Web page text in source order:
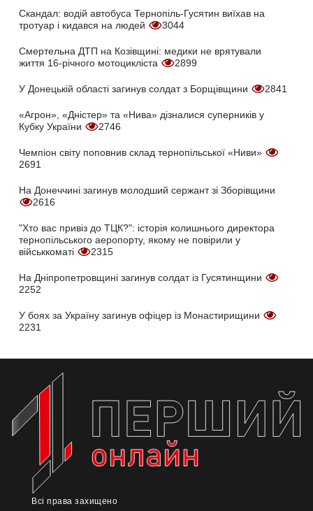
Скандал: водій автобуса Тернопіль-Гусятин виїхав на
тротуар і кидався на людей
3044
Смертельна ДТП на Козівщині: медики не врятували
життя 16-річного мотоцикліста
2899
У Донецькій області загинув солдат з Борщівщини 2841
«Агрон», «Дністер» та «Нива» дізналися суперників у
Кубку України
2746
Чемпіон світу поповнив склад тернопільської «Ниви»
2691
На Донеччині загинув молодший сержант зі Зборівщини
2616
"Хто вас привіз до ТЦК?": історія колишнього директора
тернопільського аеропорту, якому не повірили у
військкоматі
2315
На Дніпропетровщині загинув солдат із Гусятинщини
2252
У боях за Україну загинув офіцер із Монастирищини
2231
Всі права захищено